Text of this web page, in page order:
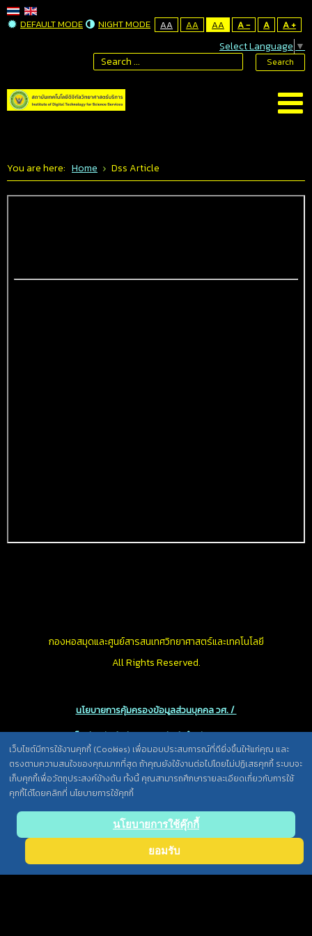
DEFAULT MODE NIGHT MODE AA AA AA A - A A +
Select Language ▼
Search
You are here: Home Dss Article
เว็บไซต์มีการใช้งานคุกกี้ (Cookies) เพื่อมอบประสบการณ์ที่ดียิ่งขึ้นให้แก่คุณ และ
ตรงตามความสนใจของคุณมากที่สุด ถ้าคุณยังใช้งานต่อไปโดยไม่ปฏิเสธคุกกี้ ระบบจะ
เก็บคุกกี้เพื่อวัตถุประสงค์ข้างต้น ทั้งนี้ คุณสามารถศึกษารายละเอียดเกี่ยวกับการใช้
คุกกี้ได้โดยคลิกที่ นโยบายการใช้คุกกี้
นโยบายการใช้คุ๊กกี้
ยอมรับ
กองหอสมุดและศูนย์สารสนเทศวิทยาศาสตร์และเทคโนโลยี
All Rights Reserved.
นโยบายการคุ้มครองข้อมูลส่วนบุคคล วศ. /
ประกาศความเป็นส่วนตัว (Privacy Notice) สำหรับการบริการสารสนเทศ
to top